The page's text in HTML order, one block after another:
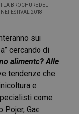
LA BROCHURE DEL
2018
sui
cercando di
alimento? Alle
tendenze che
e
come
Pojer, Gae